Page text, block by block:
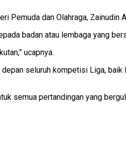
Pemuda dan Olahraga, Zainudin
badan atau lembaga yang
ucapnya.
seluruh kompetisi Liga,
semua pertandingan yang